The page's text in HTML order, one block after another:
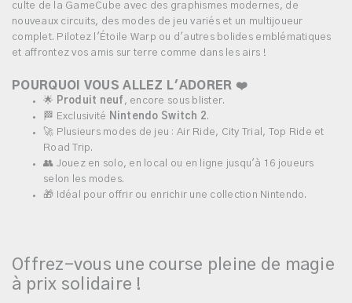
culte de la GameCube avec des graphismes modernes, de
nouveaux circuits, des modes de jeu variés et un multijoueur
complet. Pilotez l'Étoile Warp ou d'autres bolides emblématiques
et affrontez vos amis sur terre comme dans les airs !
POURQUOI VOUS ALLEZ L'ADORER ❤️
🌟 Produit neuf , encore sous blister.
🏁 Exclusivité Nintendo Switch 2.
🚀 Plusieurs modes de jeu : Air Ride, City Trial, Top Ride et
Road Trip.
👥 Jouez en solo, en local ou en ligne jusqu'à 16 joueurs
selon les modes.
🎁 Idéal pour offrir ou enrichir une collection Nintendo.
Offrez-vous une course pleine de magie
à prix solidaire !